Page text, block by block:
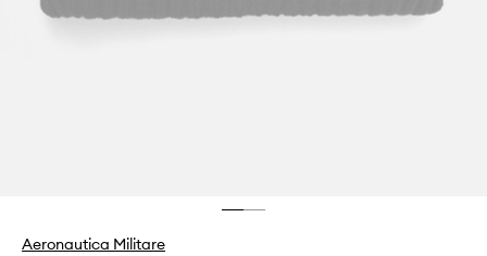
Aeronautica Militare